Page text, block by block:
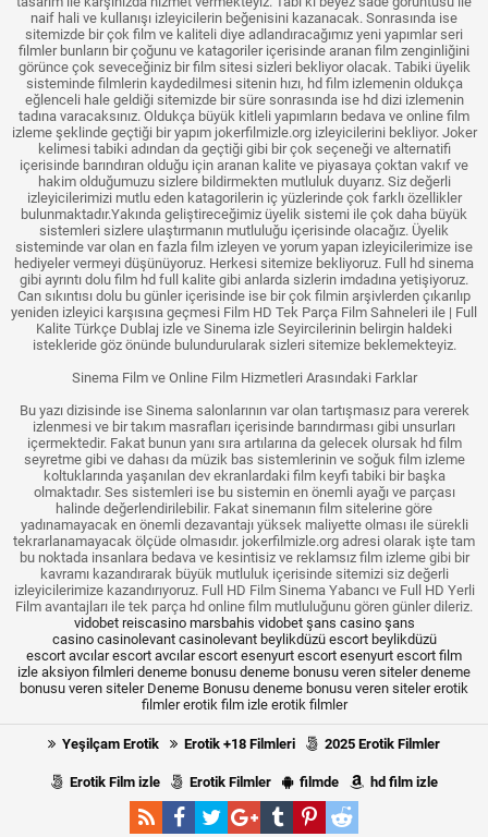
naif hali ve kullanışı izleyicilerin beğenisini kazanacak. Sonrasında ise
sitemizde bir çok film ve kaliteli diye adlandıracağımız yeni yapımlar seri
filmler bunların bir çoğunu ve katagoriler içerisinde aranan film zenginliğini
görünce çok seveceğiniz bir film sitesi sizleri bekliyor olacak. Tabiki üyelik
sisteminde filmlerin kaydedilmesi sitenin hızı, hd film izlemenin oldukça
eğlenceli hale geldiği sitemizde bir süre sonrasında ise hd dizi izlemenin
tadına varacaksınız. Oldukça büyük kitleli yapımların bedava ve online film
izleme şeklinde geçtiği bir yapım jokerfilmizle.org izleyicilerini bekliyor. Joker
kelimesi tabiki adından da geçtiği gibi bir çok seçeneği ve alternatifi
içerisinde barındıran olduğu için aranan kalite ve piyasaya çoktan vakıf ve
hakim olduğumuzu sizlere bildirmekten mutluluk duyarız. Siz değerli
izleyicilerimizi mutlu eden katagorilerin iç yüzlerinde çok farklı özellikler
bulunmaktadır.Yakında geliştireceğimiz üyelik sistemi ile çok daha büyük
sistemleri sizlere ulaştırmanın mutluluğu içerisinde olacağız. Üyelik
sisteminde var olan en fazla film izleyen ve yorum yapan izleyicilerimize ise
hediyeler vermeyi düşünüyoruz. Herkesi sitemize bekliyoruz. Full hd sinema
gibi ayrıntı dolu film hd full kalite gibi anlarda sizlerin imdadına yetişiyoruz.
Can sıkıntısı dolu bu günler içerisinde ise bir çok filmin arşivlerden çıkarılıp
yeniden izleyici karşısına geçmesi Film HD Tek Parça Film Sahneleri ile | Full
Kalite Türkçe Dublaj izle ve Sinema izle Seyircilerinin belirgin haldeki
istekleride göz önünde bulundurularak sizleri sitemize beklemekteyiz.
Sinema Film ve Online Film Hizmetleri Arasındaki Farklar
Bu yazı dizisinde ise Sinema salonlarının var olan tartışmasız para vererek
izlenmesi ve bir takım masrafları içerisinde barındırması gibi unsurları
içermektedir. Fakat bunun yanı sıra artılarına da gelecek olursak hd film
seyretme gibi ve dahası da müzik bas sistemlerinin ve soğuk film izleme
koltuklarında yaşanılan dev ekranlardaki film keyfi tabiki bir başka
olmaktadır. Ses sistemleri ise bu sistemin en önemli ayağı ve parçası
halinde değerlendirilebilir. Fakat sinemanın film sitelerine göre
yadınamayacak en önemli dezavantajı yüksek maliyette olması ile sürekli
tekrarlanamayacak ölçüde olmasıdır. jokerfilmizle.org adresi olarak işte tam
bu noktada insanlara bedava ve kesintisiz ve reklamsız film izleme gibi bir
kavramı kazandırarak büyük mutluluk içerisinde sitemizi siz değerli
izleyicilerimize kazandırıyoruz. Full HD Film Sinema Yabancı ve Full HD Yerli
Film avantajları ile tek parça hd online film mutluluğunu gören günler dileriz.
vidobet reiscasino marsbahis vidobet şans casino şans
casino casinolevant casinolevant beylikdüzü escort beylikdüzü
escort avcılar escort avcılar escort esenyurt escort esenyurt escort film
izle aksiyon filmleri deneme bonusu deneme bonusu veren siteler deneme
bonusu veren siteler Deneme Bonusu deneme bonusu veren siteler erotik
filmler erotik film izle erotik filmler
Yeşilçam Erotik Erotik +18 Filmleri 2025 Erotik Filmler
Erotik Film izle Erotik Filmler filmde hd film izle